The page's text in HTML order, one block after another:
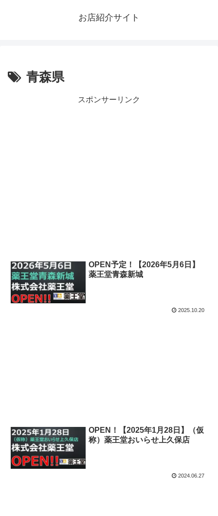
お店紹介サイト
青森県
スポンサーリンク
OPEN予定！【2026年5月6日】
薬王堂青森新城
2025.10.20
OPEN！【2025年1月28日】（仮
称）薬王堂おいらせ上久保店
2024.06.27